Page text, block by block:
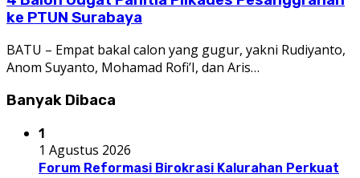
ke PTUN Surabaya
BATU – Empat bakal calon yang gugur, yakni Rudiyanto,
Anom Suyanto, Mohamad Rofi’I, dan Aris…
Banyak Dibaca
1
1 Agustus 2026
Forum Reformasi Birokrasi Kalurahan Perkuat